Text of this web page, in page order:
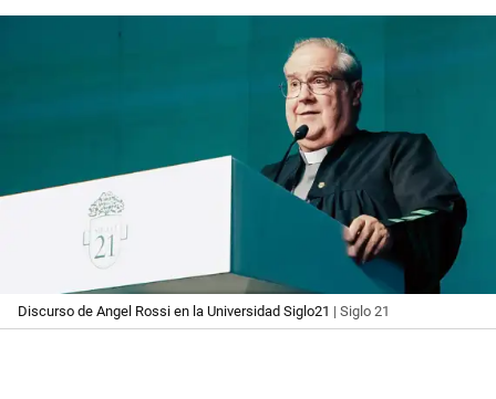
Discurso de Angel Rossi en la Universidad Siglo21 | Siglo 21